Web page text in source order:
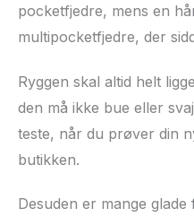
pocketfjedre, mens en
multipocketfjedre, der
Ryggen skal altid helt
den må ikke bue eller
teste, når du prøver din
butikken.
Desuden er mange